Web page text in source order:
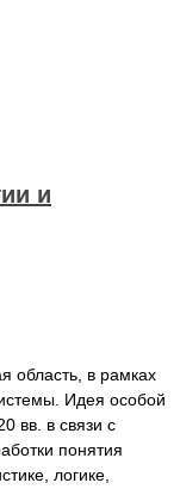
и
область, в рамках
Идея особой
вв. в связи с
понятия
логике,